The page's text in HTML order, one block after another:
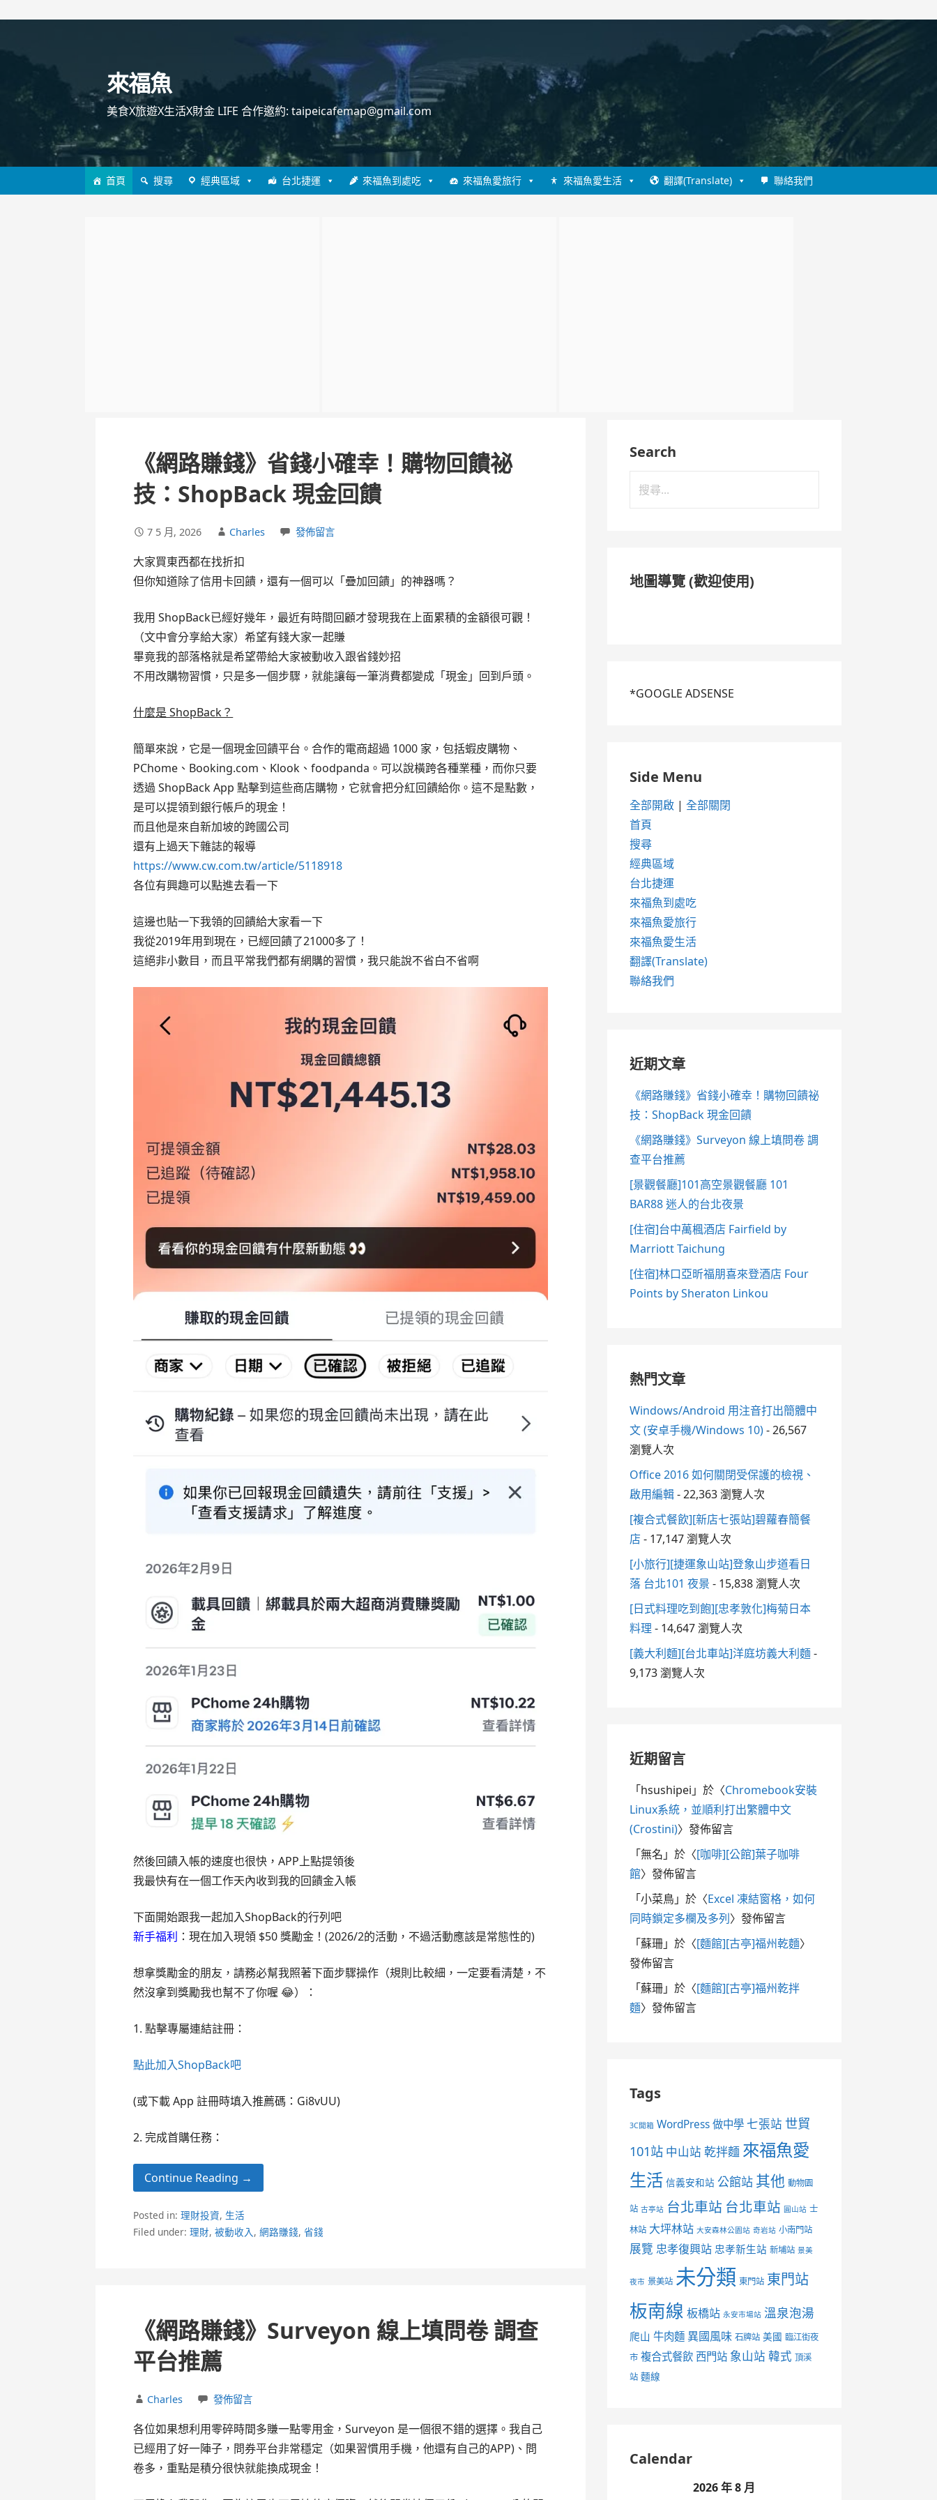
來福魚
美食X旅遊X生活X財金 LIFE 合作邀約: taipeicafemap@gmail.com
首頁 搜尋 經典區域 台北捷運 來福魚到處吃 來福魚愛旅行 來福魚愛生活 翻譯(Translate) 聯絡我們
《網路賺錢》省錢小確幸！購物回饋祕
技：ShopBack 現金回饋
7 5 月, 2026 Charles 發佈留言
大家買東西都在找折扣
但你知道除了信用卡回饋，還有一個可以「疊加回饋」的神器嗎？
我用 ShopBack已經好幾年，最近有時間回顧才發現我在上面累積的金額很可觀！
（文中會分享給大家）希望有錢大家一起賺
畢竟我的部落格就是希望帶給大家被動收入跟省錢妙招
不用改購物習慣，只是多一個步驟，就能讓每一筆消費都變成「現金」回到戶頭。
什麼是 ShopBack？
簡單來說，它是一個現金回饋平台。合作的電商超過 1000 家，包括蝦皮購物、
PChome、Booking.com、Klook、foodpanda。可以說橫跨各種業種，而你只要
透過 ShopBack App 點擊到這些商店購物，它就會把分紅回饋給你。這不是點數，
是可以提領到銀行帳戶的現金！
而且他是來自新加坡的跨國公司
還有上過天下雜誌的報導
https://www.cw.com.tw/article/5118918
各位有興趣可以點進去看一下
這邊也貼一下我領的回饋給大家看一下
我從2019年用到現在，已經回饋了21000多了！
這絕非小數目，而且平常我們都有網購的習慣，我只能說不省白不省啊
然後回饋入帳的速度也很快，APP上點提領後
我最快有在一個工作天內收到我的回饋金入帳
下面開始跟我一起加入ShopBack的行列吧
新手福利 ：現在加入現領 $50 獎勵金！(2026/2的活動，不過活動應該是常態性的)
想拿獎勵金的朋友，請務必幫我照著下面步驟操作（規則比較細，一定要看清楚，不
然沒拿到獎勵我也幫不了你喔 😂）：
1. 點擊專屬連結註冊：
點此加入ShopBack吧
(或下載 App 註冊時填入推薦碼：Gi8vUU)
2. 完成首購任務：
Continue Reading →
Posted in:理財投資, 生活
Filed under:理財,被動收入,網路賺錢,省錢
《網路賺錢》Surveyon 線上填問卷 調查
平台推薦
Charles 發佈留言
各位如果想利用零碎時間多賺一點零用金，Surveyon 是一個很不錯的選擇。我自己
已經用了好一陣子，問券平台非常穩定（如果習慣用手機，他還有自己的APP)、問
卷多，重點是積分很快就能換成現金！
Search
尋
地圖導覽 (歡迎使用)
*GOOGLE ADSENSE
Side Menu
全部開啟| 全部關閉
首頁
搜尋
經典區域
台北捷運
來福魚到處吃
來福魚愛旅行
來福魚愛生活
翻譯(Translate)
聯絡我們
近期文章
《網路賺錢》省錢小確幸！購物回饋祕
技：ShopBack 現金回饋
《網路賺錢》Surveyon 線上填問卷 調
查平台推薦
[景觀餐廳]101高空景觀餐廳 101
BAR88 迷人的台北夜景
[住宿]台中萬楓酒店 Fairfield by
Marriott Taichung
[住宿]林口亞昕福朋喜來登酒店 Four
Points by Sheraton Linkou
熱門文章
Windows/Android 用注音打出簡體中
文 (安卓手機/Windows 10)- 26,567
瀏覽人次
Office 2016 如何關閉受保護的檢視、
啟用編輯- 22,363 瀏覽人次
[複合式餐飲][新店七張站]碧蘿春簡餐
店- 17,147 瀏覽人次
[小旅行][捷運象山站]登象山步道看日
落 台北101 夜景 - 15,838 瀏覽人次
[日式料理吃到飽][忠孝敦化]梅菊日本
料理 - 14,647 瀏覽人次
[義大利麵][台北車站]洋庭坊義大利麵-
9,173 瀏覽人次
近期留言
「hsushipei 」於〈Chromebook安裝
Linux系統，並順利打出繁體中文
(Crostini)〉發佈留言
「無名 」於〈[咖啡][公館]葉子咖啡
館〉發佈留言
「小菜鳥」於〈Excel 凍結窗格，如何
同時鎖定多欄及多列〉發佈留言
「蘇珊」於〈[麵館][古亭]福州乾麵〉
發佈留言
「蘇珊」於〈[麵館][古亭]福州乾拌
麵〉發佈留言
Tags
3C開箱 WordPress 做中學 七張站 世貿
101站 中山站 乾拌麵 來福魚愛
生活 信義安和站 公館站 其他 動物園
站 古亭站 台北車站 台北車站 圓山站 士
林站 大坪林站 大安森林公園站 奇岩站 小南門站
展覽 忠孝復興站 忠孝新生站 新埔站 景美
夜市 景美站 未分類 東門站 東門站
板南線 板橋站 永安市場站 溫泉泡湯
爬山 牛肉麵 異國風味 石牌站 美國 臨江街夜
市 複合式餐飲 西門站 象山站 韓式 頂溪
站 麵線
Calendar
2026 年 8 月